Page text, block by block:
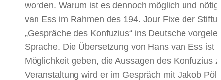
worden. Warum ist es dennoch möglich und
van Ess im Rahmen des 194. Jour Fixe der
„Gespräche des Konfuzius“ ins Deutsche
Sprache. Die Übersetzung von Hans van Ess ist
Möglichkeit geben, die Aussagen des Konfuzius
Veranstaltung wird er im Gespräch mit Jakob